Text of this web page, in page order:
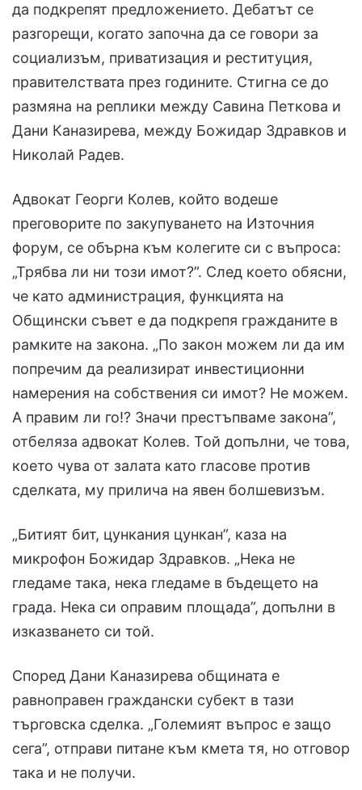
да подкрепят предложението. Дебатът се
разгорещи, когато започна да се говори за
социализъм, приватизация и реституция,
правителствата през годините. Стигна се до
размяна на реплики между Савина Петкова и
Дани Каназирева, между Божидар Здравков и
Николай Радев.
Адвокат Георги Колев, който водеше
преговорите по закупуването на Източния
форум, се обърна към колегите си с въпроса:
„Трябва ли ни този имот?”. След което обясни,
че като администрация, функцията на
Общински съвет е да подкрепя гражданите в
рамките на закона. „По закон можем ли да им
попречим да реализират инвестиционни
намерения на собствения си имот? Не можем.
А правим ли го!? Значи престъпваме закона”,
отбеляза адвокат Колев. Той допълни, че това,
което чува от залата като гласове против
сделката, му прилича на явен болшевизъм.
„Битият бит, цункания цункан”, каза на
микрофон Божидар Здравков. „Нека не
гледаме така, нека гледаме в бъдещето на
града. Нека си оправим площада”, допълни в
изказването си той.
Според Дани Каназирева общината е
равноправен граждански субект в тази
търговска сделка. „Големият въпрос е защо
сега”, отправи питане към кмета тя, но отговор
така и не получи.